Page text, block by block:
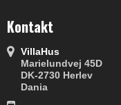
Kontakt
VillaHus
Marielundvej 45D
DK-2730 Herlev
Dania